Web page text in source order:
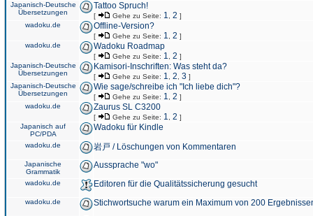
Japanisch-Deutsche
Übersetzungen
Tattoo Spruch!
[ Gehe zu Seite: 1 2 ]
wadoku.de
Offline-Version?
[ Gehe zu Seite: 1 2 ]
wadoku.de
Wadoku Roadmap
[ Gehe zu Seite: 1 2 ]
Japanisch-Deutsche
Übersetzungen
Kamisori-Inschriften: Was steht da?
[ Gehe zu Seite: 1 2 3 ]
Japanisch-Deutsche
Übersetzungen
Wie sage/schreibe ich "Ich liebe dich"?
[ Gehe zu Seite: 1 2 ]
wadoku.de
Zaurus SL C3200
[ Gehe zu Seite: 1 2 ]
Japanisch auf
PC/PDA
Wadoku für Kindle
wadoku.de 岩戸 / Löschungen von Kommentaren
Japanische
Grammatik
Aussprache "wo"
wadoku.de Editoren für die Qualitätssicherung gesucht
wadoku.de Stichwortsuche warum ein Maximum von 200